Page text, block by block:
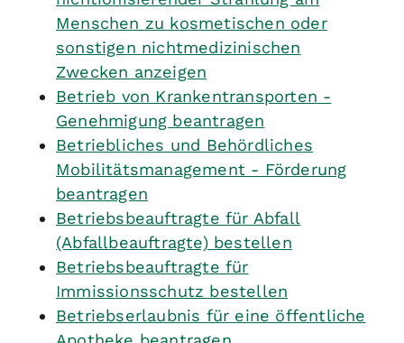
Menschen zu kosmetischen oder
sonstigen nichtmedizinischen
Zwecken anzeigen
Betrieb von Krankentransporten -
Genehmigung beantragen
Betriebliches und Behördliches
Mobilitätsmanagement - Förderung
beantragen
Betriebsbeauftragte für Abfall
(Abfallbeauftragte) bestellen
Betriebsbeauftragte für
Immissionsschutz bestellen
Betriebserlaubnis für eine öffentliche